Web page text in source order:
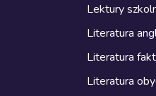
Lektury
Literatura
Literatura
Literatura